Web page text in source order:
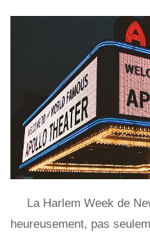
La Harlem Week de
heureusement, pas